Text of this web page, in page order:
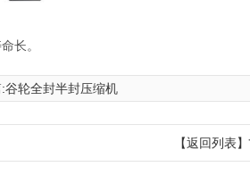
长。
谷轮全封半封压缩机
【返回列表】